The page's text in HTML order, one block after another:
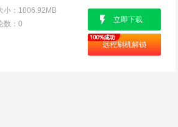
小： 1006.92MB
数： 0 立即下载
远程刷机解锁